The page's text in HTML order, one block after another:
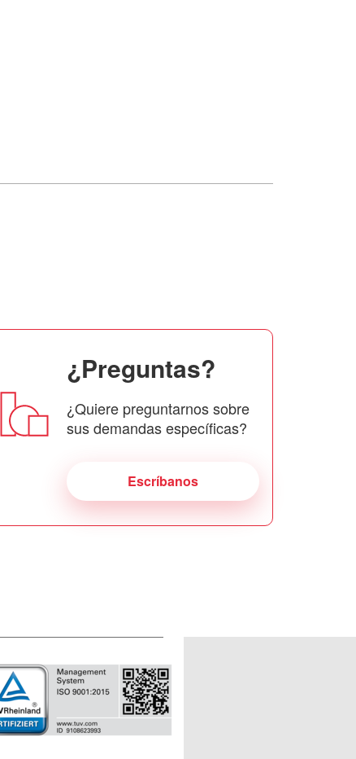
¿Preguntas?
¿Quiere preguntarnos sobre
sus demandas específicas?
Escríbanos